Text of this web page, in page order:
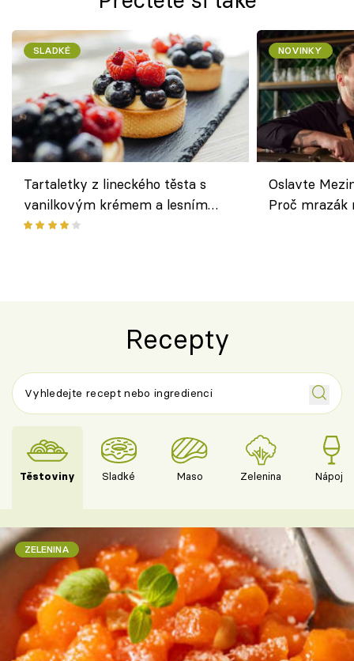
SLADKÉ
Tartaletky z lineckého těsta s
vanilkovým krémem a lesním
ovocem podle Bread Society
NOVINKY
Oslavte
Proč
Recepty
Těstoviny Sladké Maso Zelenina Nápoje
ZELENINA